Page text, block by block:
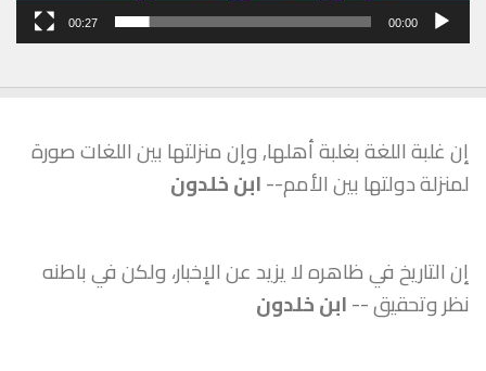
00:00
00:27
إن غلبة اللغة بغلبة أهلها, وإن منزلتها بين اللغات صورة
لمنزلة دولتها بين الأمم--ابن خلدون
إن التاريخ في ظاهره لا يزيد عن الإخبار، ولكن في باطنه
نظر وتحقيق --ابن خلدون